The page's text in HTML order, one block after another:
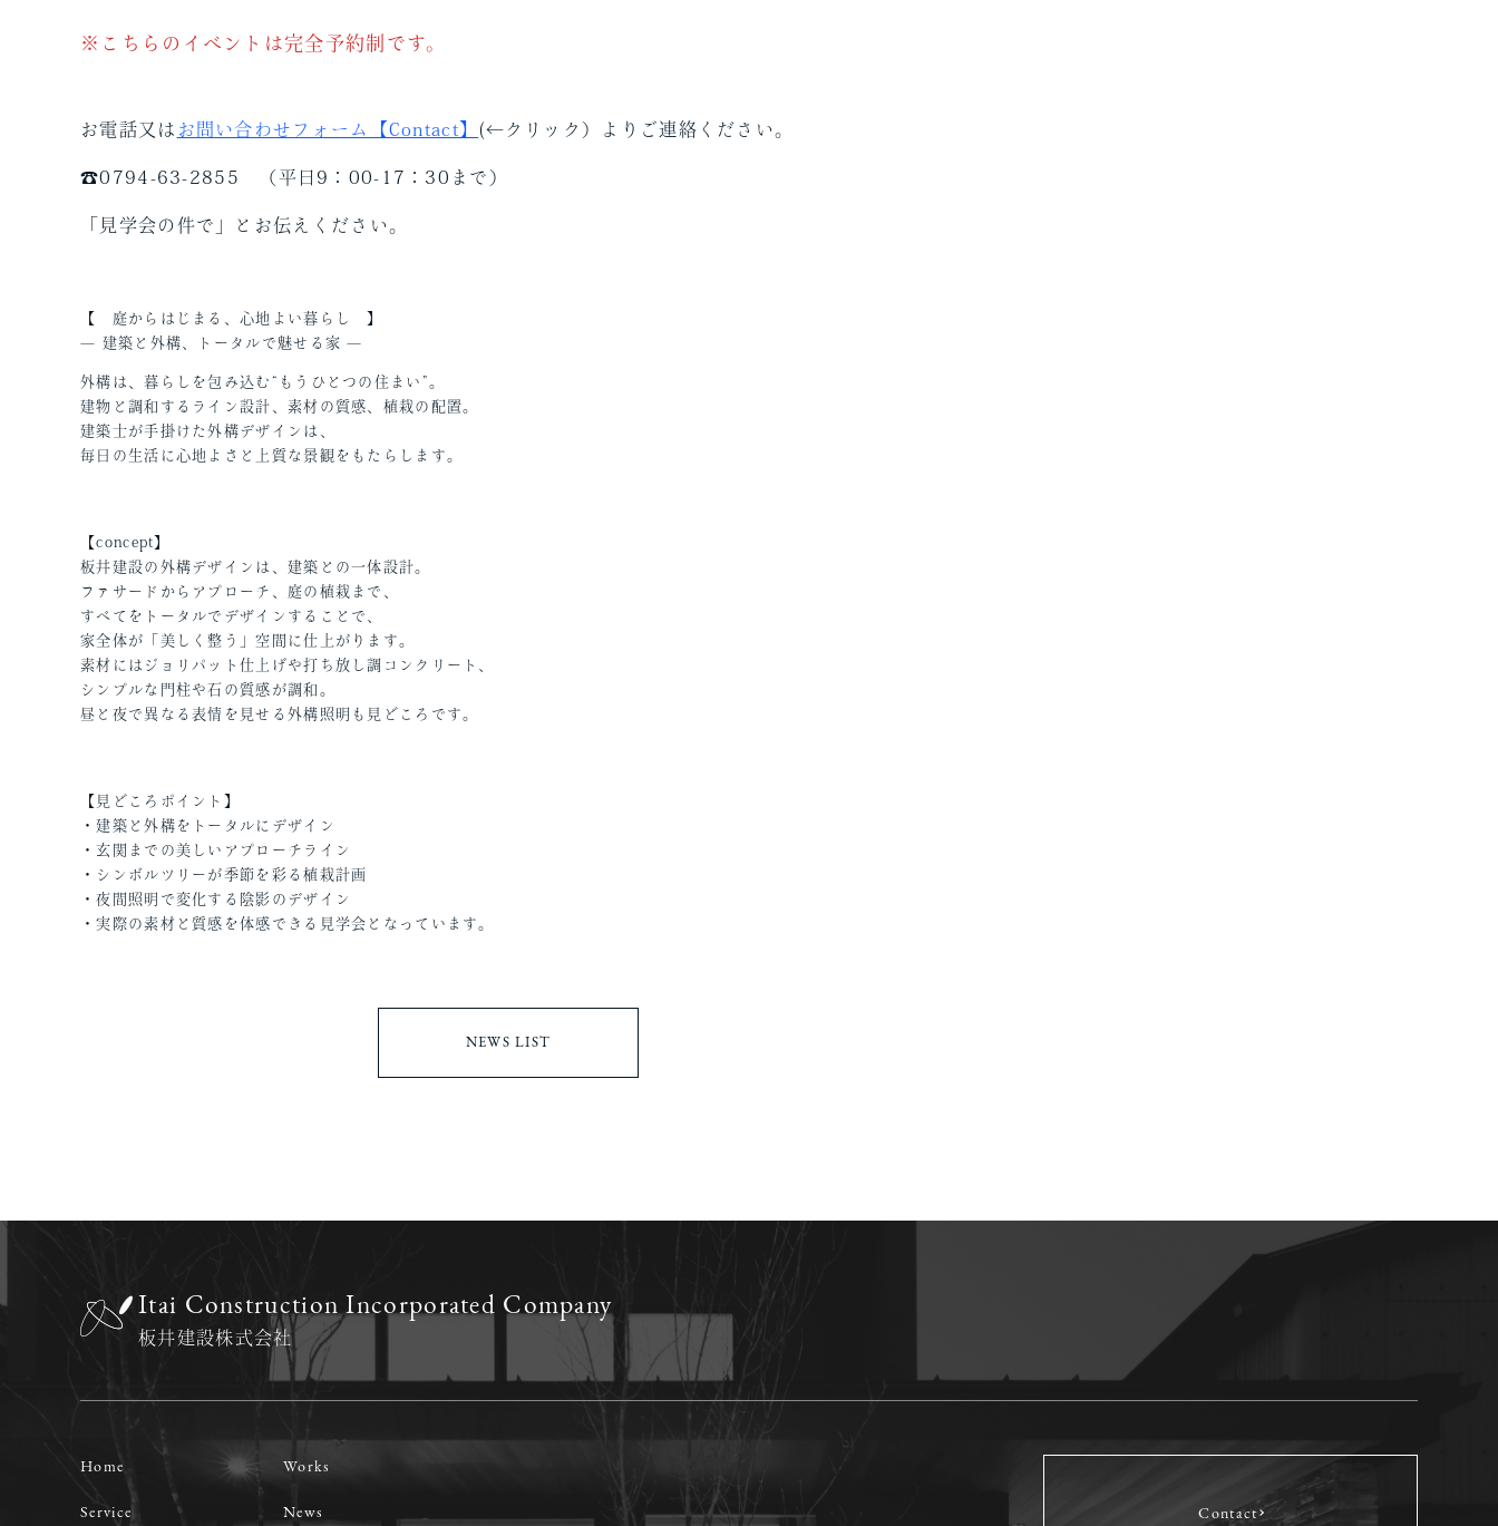
※こちらのイベントは完全予約制です。
お電話又は お問い合わせフォーム【Contact】 (←クリック）よりご連絡ください。
☎0794-63-2855 （平日9：00-17：30まで）
「見学会の件で」とお伝えください。
【 庭からはじまる、心地よい暮らし 】
— 建築と外構、トータルで魅せる家 —
外構は、暮らしを包み込む“もうひとつの住まい”。
建物と調和するライン設計、素材の質感、植栽の配置。
建築士が手掛けた外構デザインは、
毎日の生活に心地よさと上質な景観をもたらします。
【concept】
板井建設の外構デザインは、建築との一体設計。
ファサードからアプローチ、庭の植栽まで、
すべてをトータルでデザインすることで、
家全体が「美しく整う」空間に仕上がります。
素材にはジョリパット仕上げや打ち放し調コンクリート、
シンプルな門柱や石の質感が調和。
昼と夜で異なる表情を見せる外構照明も見どころです。
【見どころポイント】
・建築と外構をトータルにデザイン
・玄関までの美しいアプローチライン
・シンボルツリーが季節を彩る植栽計画
・夜間照明で変化する陰影のデザイン
・実際の素材と質感を体感できる見学会となっています。
NEWS LIST
Itai Construction Incorporated Company
板井建設株式会社
Home
Service
Works
News Contact